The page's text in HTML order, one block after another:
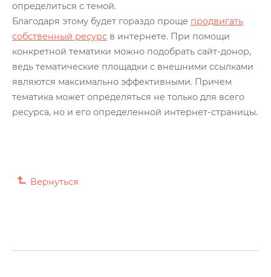
определиться с темой.
Благодаря этому будет гораздо проще продвигать
собственный ресурс в интернете. При помощи
конкретной тематики можно подобрать сайт-донор,
ведь тематические площадки с внешними ссылками
являются максимально эффективными. Причем
тематика может определяться не только для всего
ресурса, но и его определенной интернет-страницы.
Вернуться
Глоссарий
О нас
Контакты